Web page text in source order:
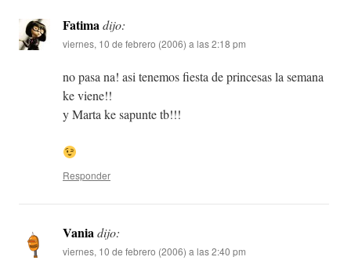
Fatimadijo:
viernes, 10 de febrero (2006) a las 2:18 pm
no pasa na! asi tenemos fiesta de princesas la semana
ke viene!!
y Marta ke sapunte tb!!!
Responder
Vaniadijo:
viernes, 10 de febrero (2006) a las 2:40 pm